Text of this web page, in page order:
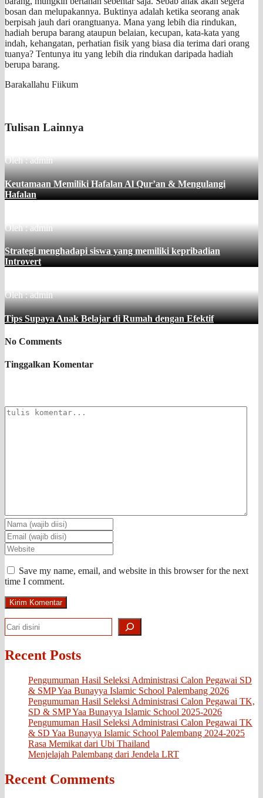
bosan dan melupakannya. Buktinya adalah ketika seorang anak
berpisah jauh dari orangtuanya. Mana yang lebih dia rindukan,
hadiah berupa barang ataupun belaian, kecupan, kata-kata yang
indah, kehangatan, perhatian fisik yang biasa dia terima dari orang
tuanya? Tentunya itu yang lebih dia rindukan daripada hadiah
berupa barang.
Barakallahu Fiikum
Tulisan Lainnya
Oleh : admin
Keutamaan Memiliki Hafalan Al Qur’an & Mengulangi
Hafalan
Oleh : admin
Strategi menghadapi siswa yang memiliki kepribadian
Introvert
Oleh : admin
Tips Supaya Anak Belajar di Rumah dengan Efektif
No Comments
Tinggalkan Komentar
Save my name, email, and website in this browser for the next
time I comment.
Search
Recent Posts
Pengumuman Hasil Seleksi Administrasi Calon Pegawai SD
& SMP Yaa Bunayya Islamic School Palembang 2026
Pengumuman Hasil Seleksi Administrasi Calon Pegawai TK,
SD & SMP Yaa Bunayya Islamic School 2025-2026
Pengumuman Hasil Seleksi Administrasi Calon Pegawai TK
& SD Yaa Bunayya Islamic School Palembang 2024-2025
Rasa Memikat dari Ubi Thailand
Menjelajah Palembang dari Jendela LRT
Recent Comments